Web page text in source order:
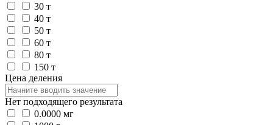
30 т
40 т
50 т
60 т
80 т
150 т
Цена деления
Нет подходящего результата
0.0000 мг